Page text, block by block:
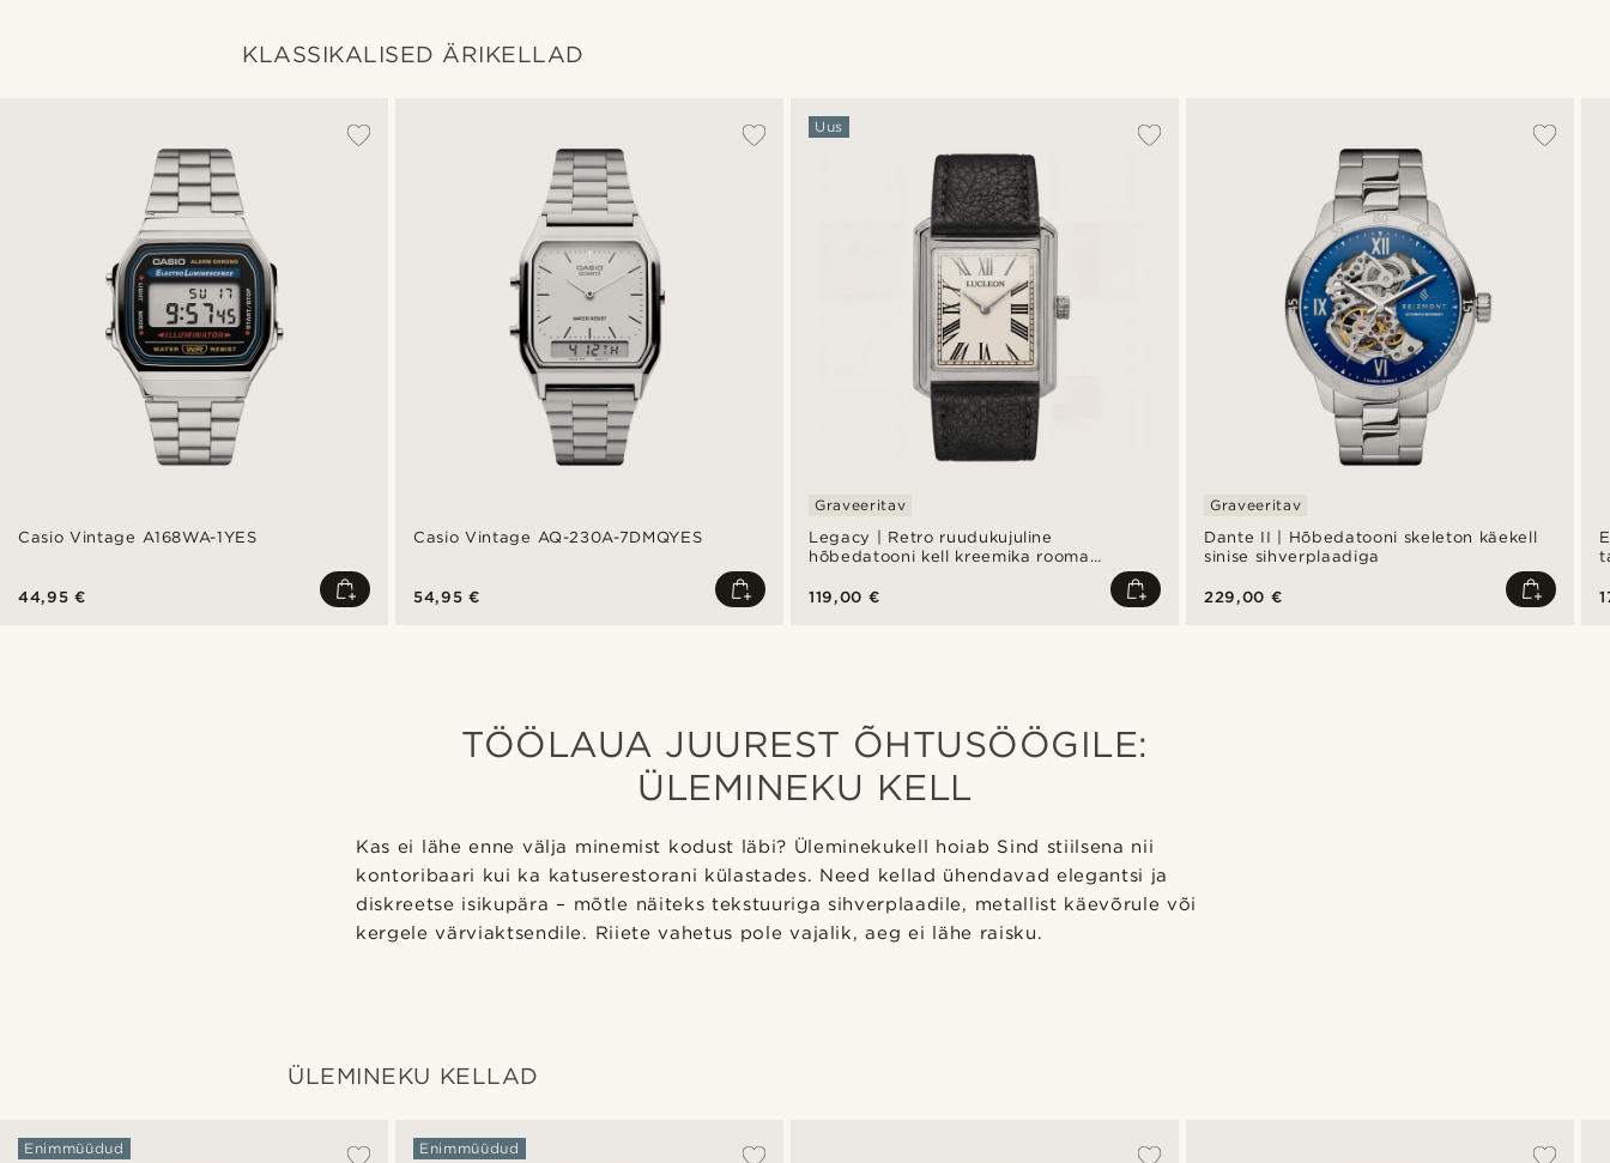
KLASSIKALISED ÄRIKELLAD
Casio Vintage A168WA-1YES
44,95 €
Casio Vintage AQ-230A-7DMQYES
54,95 €
Legacy | Retro ruudukujuline
hõbedatooni kell kreemika rooma
nahkrihmaga
Uus
Graveeritav
119,00 €
Dante II | Hõbedatooni skeleton käekell
sinise sihverplaadiga
Graveeritav
229,00 €
TÖÖLAUA JUUREST ÕHTUSÖÖGILE:
ÜLEMINEKU KELL
Kas ei lähe enne välja minemist kodust läbi? Üleminekukell hoiab Sind stiilsena nii
kontoribaari kui ka katuserestorani külastades. Need kellad ühendavad elegantsi ja
diskreetse isikupära – mõtle näiteks tekstuuriga sihverplaadile, metallist käevõrule või
kergele värviaktsendile. Riiete vahetus pole vajalik, aeg ei lähe raisku.
ÜLEMINEKU KELLAD
Enimmüüdud Enimmüüdud